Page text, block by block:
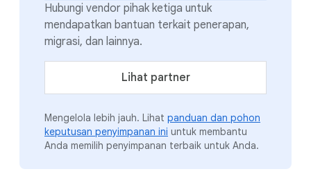
Hubungi vendor pihak ketiga untuk
mendapatkan bantuan terkait penerapan,
migrasi, dan lainnya.
Lihat partner
Mengelola lebih jauh. Lihat panduan dan pohon
keputusan penyimpanan ini untuk membantu
Anda memilih penyimpanan terbaik untuk Anda.